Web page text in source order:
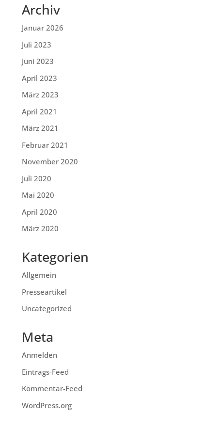
Archiv
Januar 2026
Juli 2023
Juni 2023
April 2023
März 2023
April 2021
März 2021
Februar 2021
November 2020
Juli 2020
Mai 2020
April 2020
März 2020
Kategorien
Allgemein
Presseartikel
Uncategorized
Meta
Anmelden
Eintrags-Feed
Kommentar-Feed
WordPress.org